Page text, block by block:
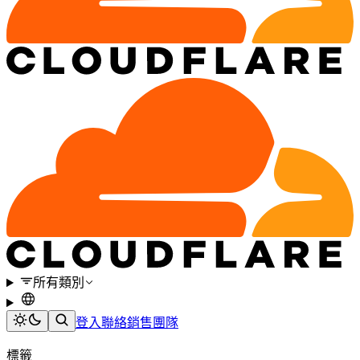
所有類別
登入聯絡銷售團隊
標籤